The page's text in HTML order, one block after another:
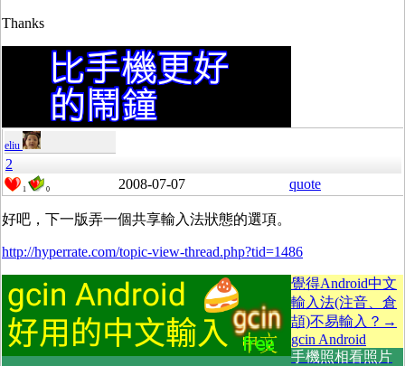
Thanks
eliu
2
1 0 2008-07-07 quote
好吧，下一版弄一個共享輸入法狀態的選項。
http://hyperrate.com/topic-view-thread.php?tid=1486
覺得Android中文
輸入法(注音、倉
頡)不易輸入？→
gcin Android
手機照相看照片